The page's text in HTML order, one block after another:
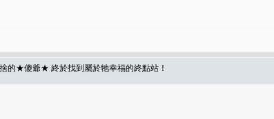
捨的★傻爺★ 終於找到屬於牠幸福的終點站！